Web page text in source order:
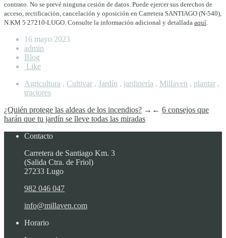
contrato. No se prevé ninguna cesión de datos. Puede ejercer sus derechos de
acceso, rectificación, cancelación y oposición en Carretera SANTIAGO (N-540),
N.KM 5 27210-LUGO. Consulte la información adicional y detallada aquí.
16 mayo 2023
admin
Blog
Like
Agricultura , Cultivar , Jardín , jardinería , Millaven , plantar ,
tractores
¿Quién protege las aldeas de los incendios? → ← 6 consejos que
harán que tu jardín se lleve todas las miradas
Contacto
Carretera de Santiago Km. 3
(Salida Ctra. de Friol)
27233 Lugo
982 046 047
info@millaven.com
Horario